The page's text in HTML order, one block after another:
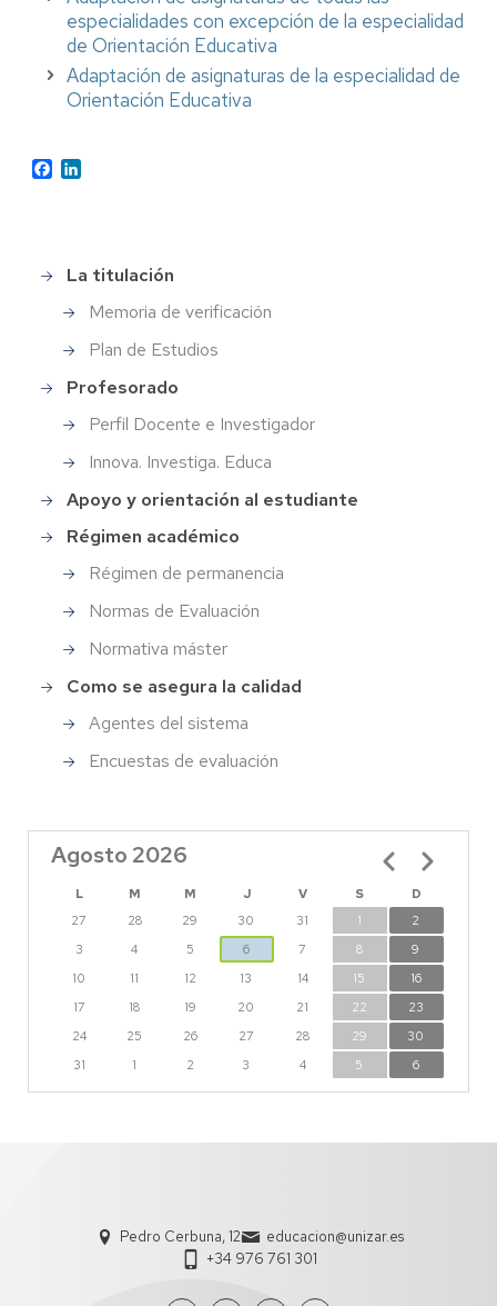
especialidades con excepción de la especialidad
de Orientación Educativa
Adaptación de asignaturas de la especialidad de
Orientación Educativa
Facebook
Menu
master
profesorado
secundaria
La titulación
Memoria de verificación
Plan de Estudios
Profesorado
Perfil Docente e Investigador
Innova. Investiga. Educa
Apoyo y orientación al estudiante
Régimen académico
Régimen de permanencia
Normas de Evaluación
Normativa máster
Como se asegura la calidad
Agentes del sistema
Encuestas de evaluación
Agosto 2026
L M M J V S
D
27
28 29 30 31 1
2
3
4 5 6 7 8
9
10
11 12 13 14 15
16
17
18 19 20 21 22
23
24
25 26 27 28 29
30
31
1 2 3 4 5 6
Paginación
Pedro Cerbuna, 12
educacion@unizar.es
+34 976 761 301